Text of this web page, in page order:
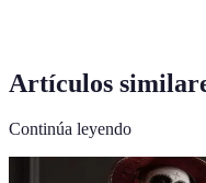
Artículos
Continúa leyendo